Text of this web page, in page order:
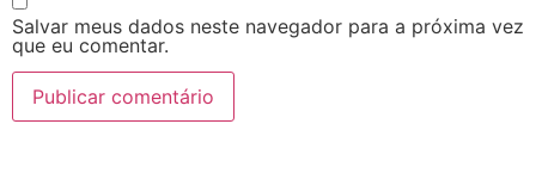
Salvar meus dados neste navegador para a próxima vez
que eu comentar.